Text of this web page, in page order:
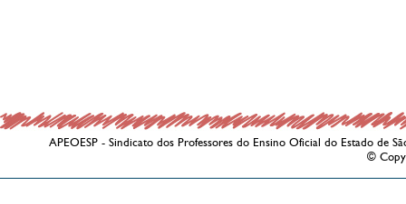
APEOESP - Sindicato dos Professores do Ensino Oficial do Estado de
©